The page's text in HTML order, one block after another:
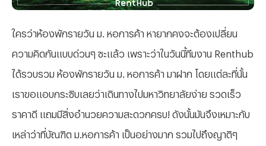
ใครว่าห้องพักรายวัน ม. หอการค้า หายากคงจะต้องเปลี่ยน
ความคิดกันแบบด่วนๆ ซะแล้ว เพราะว่าในวันนี้ทีมงาน Renthub
ได้รวบรวม ห้องพักรายวัน ม. หอการค้า มาฝาก โดยแต่ละที่นั้น
เราขอแอบกระซิบเลยว่าเดินทางไปมหาวิทยาลัยง่าย รวดเร็ว
ราคาดี แถมมีสิ่งอำนวยความสะดวกครบ! ดังนั้นมันจึงเหมาะกับ
เหล่าว่าที่บัณฑิต ม.หอการค้า เป็นอย่างมาก รวมไปถึงญาติๆ